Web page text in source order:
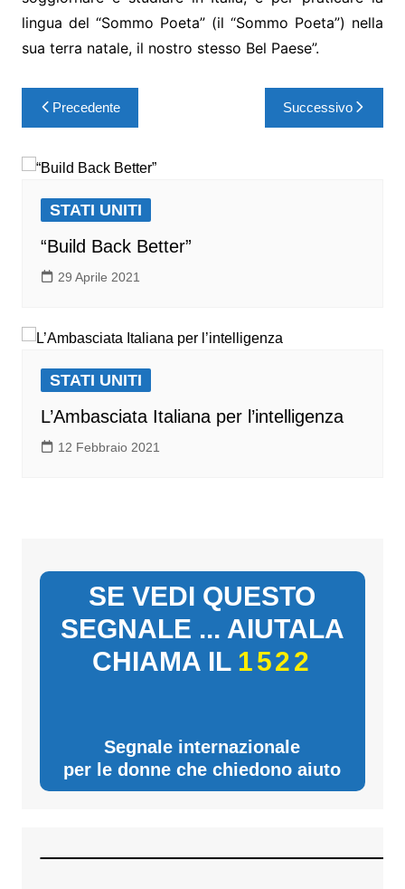
lingua del “Sommo Poeta” (il “Sommo Poeta”) nella
sua terra natale, il nostro stesso Bel Paese”.
Precedente Successivo
STATI UNITI
“Build Back Better”
29 Aprile 2021
STATI UNITI
L’Ambasciata Italiana per l’intelligenza
12 Febbraio 2021
SE VEDI QUESTO
SEGNALE ... AIUTALA
CHIAMA IL 1522
Segnale internazionale
per le donne che chiedono aiuto